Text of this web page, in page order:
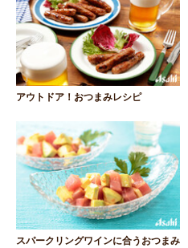
アウトドア！おつまみレシピ
スパークリングワインに合うおつまみ